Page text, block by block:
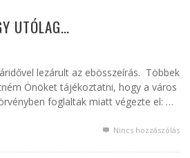
UTÓLAG…
lezárult az ebösszeírás. Többek
Önöket tájékoztatni, hogy a város
foglaltak miatt végezte el: …
Nincs hozzászólás